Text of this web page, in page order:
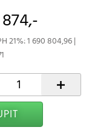
21%: 1 690 804,96 |
+